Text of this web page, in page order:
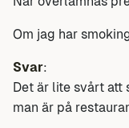
Om jag har
Svar:
Det är lite svårt att
man är på